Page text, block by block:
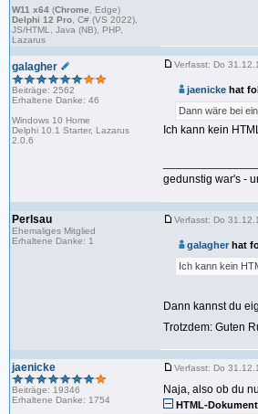
W11 x64 (Chrome , Edge)
Delphi 12 Pro , C# (VS 2022),
JS/HTML, Java (NB), PHP,
Lazarus
galagher
Beiträge: 2562
Erhaltene Danke: 46
Windows 10 Home
Delphi 10.1 Starter, Lazarus
2.0.6
Verfasst: Do
jaenickehat
Dann wäre bei
Ich kann kein
gedunstig war's -
Perlsau
Ehemaliges Mitglied
Erhaltene Danke: 1
Verfasst: Do
galagherhat
Ich kann kein
Dann kannst du
Trotzdem: Guten
jaenicke
Beiträge: 19346
Erhaltene Danke: 1754
Verfasst: Do
Naja, also ob du
HTML-Dokument